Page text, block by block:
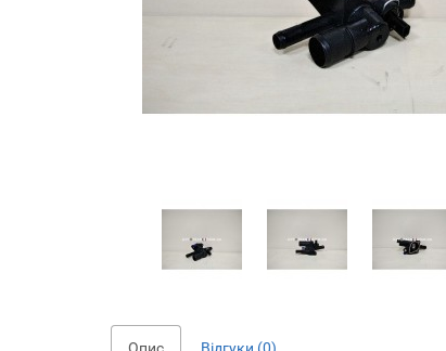
Опис Відгуки (0)